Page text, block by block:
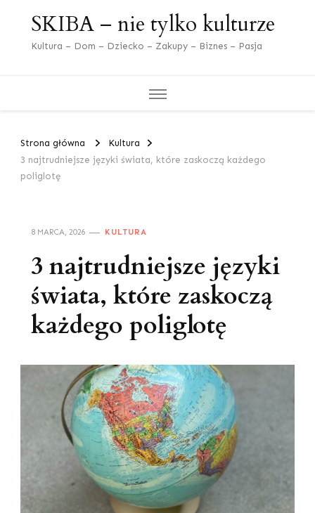
SKIBA – nie tylko kulturze
Kultura – Dom – Dziecko – Zakupy – Biznes – Pasja
Strona główna
Kultura
3 najtrudniejsze języki świata, które zaskoczą każdego
poliglotę
8 MARCA, 2026 KULTURA
3 najtrudniejsze języki
świata, które zaskoczą
każdego poliglotę